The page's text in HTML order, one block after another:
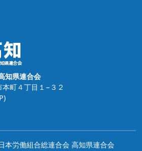
知県連合会
町４丁目１−３２
本労働組合総連合会 高知県連合会